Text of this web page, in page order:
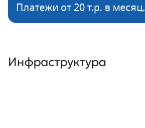
Платежи от 20 т.р. в месяц.
Инфраструктура